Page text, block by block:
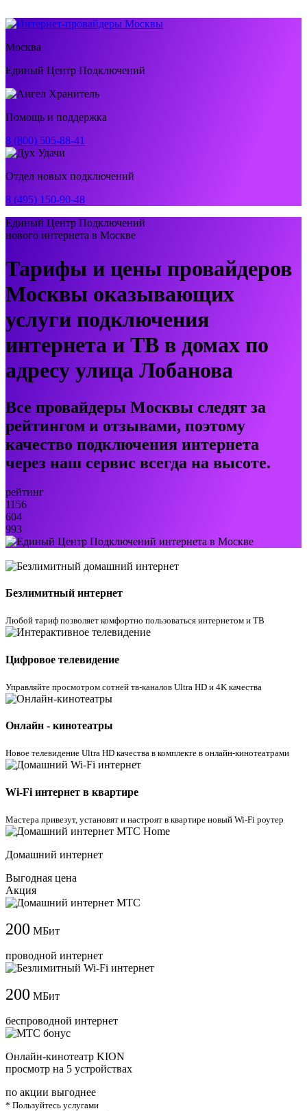
Москва
Единый Центр Подключений
Помощь и поддержка
8 (800) 505-88-41
Отдел новых подключений
8 (495) 150-90-48
Единый Центр Подключений
нового интернета в Москве
Тарифы и цены провайдеров
Москвы оказывающих
услуги подключения
интернета и ТВ в домах по
адресу улица Лобанова
Все провайдеры Москвы следят за
рейтингом и отзывами, поэтому
качество подключения интернета
через наш сервис всегда на высоте.
рейтинг
1156
604
993
Безлимитный интернет
Любой тариф позволяет комфортно пользоваться интернетом и ТВ
Цифровое телевидение
Управляйте просмотром cотней тв-каналов Ultra HD и 4K качества
Онлайн - кинотеатры
Новое телевидение Ultra HD качества в комплекте в онлайн-кинотеатрами
Wi-Fi интернет в квартире
Мастера привезут, установят и настроят в квартире новый Wi-Fi роутер
Домашний интернет
Выгодная цена
Акция
200 МБит
проводной интернет
200 МБит
беспроводной интернет
Онлайн-кинотеатр KION
просмотр на 5 устройствах
по акции выгоднее
* Пользуйтесь услугами